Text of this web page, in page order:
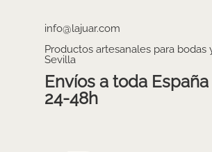
info@lajuar.com
Productos artesanales para bodas
Sevilla
Envíos a toda
24-48h